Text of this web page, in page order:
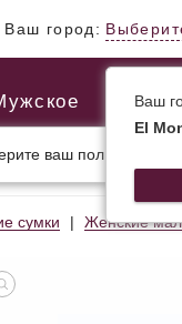
Ваш город:
ваш пол.
МУЖСКИЕ И
сумки Женские
Ваш
El